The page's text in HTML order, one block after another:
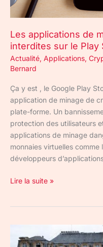
Les applications de
interdites sur le Play
Actualité, Applications,
Bernard
Ça y est , le Google Play
application de minage de
plate-forme. Un
protection des utilisateurs
applications de minage
monnaies virtuelles comme
développeurs
Lire la suite »
Gouvernement